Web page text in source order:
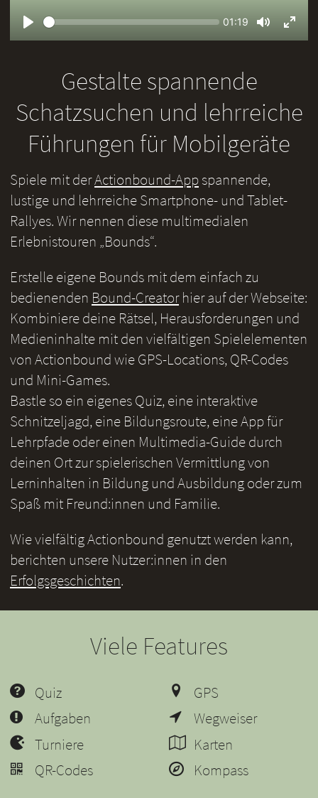
Seek
Current
01:19
Mute
Gestalte spannende
Schatzsuchen und lehrreiche
Führungen für Mobilgeräte
Spiele mit derActionbound-Appspannende,
lustige und lehrreiche Smartphone- und Tablet-
Rallyes. Wir nennen diese multimedialen
Erlebnistouren „Bounds“.
Erstelle eigene Bounds mit dem einfach zu
bedienenden Bound-Creatorhier auf der Webseite:
Kombiniere deine Rätsel, Herausforderungen und
Medieninhalte mit den vielfältigen Spielelementen
von Actionbound wie GPS-Locations, QR-Codes
und Mini-Games.
Bastle so ein eigenes Quiz, eine interaktive
Schnitzeljagd, eine Bildungsroute, eine App für
Lehrpfade oder einen Multimedia-Guide durch
deinen Ort zur spielerischen Vermittlung von
Lerninhalten in Bildung und Ausbildung oder zum
Spaß mit Freund:innen und Familie.
Wie vielfältig Actionbound genutzt werden kann,
berichten unsere Nutzer:innen in den
Erfolgsgeschichten.
Viele Features
Quiz
Aufgaben
Turniere
QR-Codes
GPS
Wegweiser
Karten
Kompass